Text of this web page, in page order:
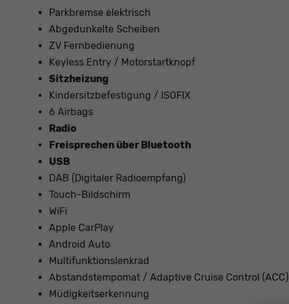
Parkbremse elektrisch
Abgedunkelte Scheiben
ZV Fernbedienung
Keyless Entry / Motorstartknopf
Sitzheizung
Kindersitzbefestigung / ISOFIX
6 Airbags
Radio
Freisprechen über Bluetooth
USB
DAB (Digitaler Radioempfang)
Touch-Bildschirm
WiFi
Apple CarPlay
Android Auto
Multifunktionslenkrad
Abstandstempomat / Adaptive Cruise Control (ACC)
Müdigkeitserkennung